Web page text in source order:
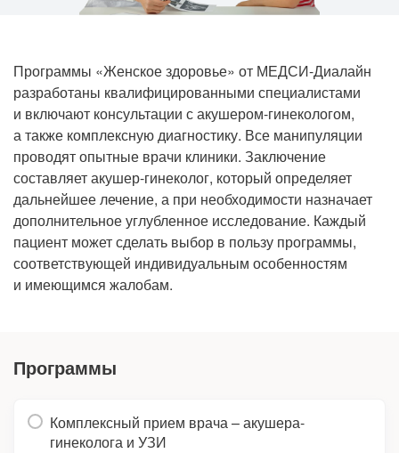
Прием кардиолога
Программы «Женское здоровье» от МЕДСИ-Диалайн
разработаны квалифицированными специалистами
и включают консультации сакушером-гинекологом,
а также комплексную диагностику. Все манипуляции
проводят опытные врачи клиники. Заключение
составляетакушер-гинеколог, который определяет
дальнейшее лечение, а при необходимости назначает
дополнительное углубленное исследование. Каждый
пациент может сделать выбор в пользу программы,
соответствующей индивидуальным особенностям
и имеющимся жалобам.
Программы
Комплексный прием врача – акушера-
гинеколога и УЗИ